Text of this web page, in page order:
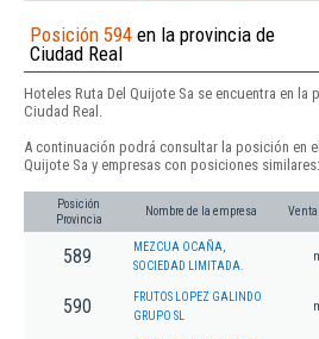
Posición 594 en la provincia de
Ciudad Real
Hoteles Ruta Del Quijote Sa se encuentra en la
Ciudad Real.
A continuación podrá consultar la posición en
Quijote Sa y empresas con posiciones similares:
Posición
Provincia
Nombre de la empresa
589
MEZCUA OCAÑA,
SOCIEDAD LIMITADA.
590
FRUTOS LOPEZ GALINDO
GRUPO SL